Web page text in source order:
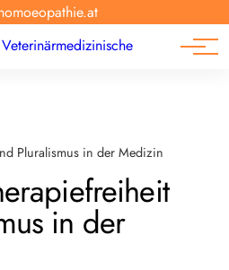
Pluralismus in der Medizin
in der